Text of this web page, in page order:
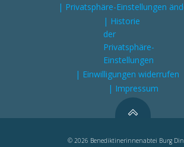
| Privatsphäre-Einstellungen
| Historie
der
Privatsphäre-
Einstellungen
| Einwilligungen widerrufen
| Impressum
© 2026 Benediktinerinnenabtei Burg